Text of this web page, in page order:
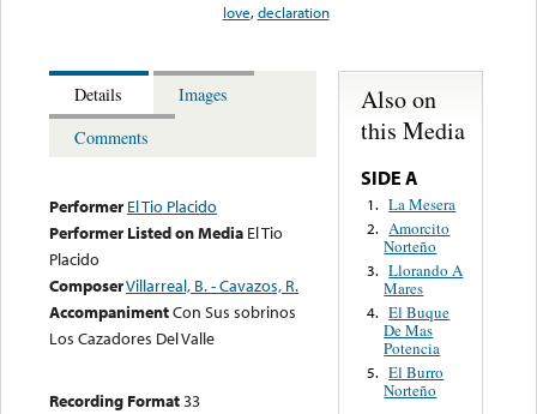
love,declaration
Details
Images
Comments
Performer El Tio Placido
Performer Listed on Media El Tio
Placido
ComposerVillarreal, B. - Cavazos, R.
AccompanimentCon Sus sobrinos
Los Cazadores Del Valle
Recording Format33
Also on
this Media
SIDE A
1. La Mesera
2. Amorcito
Norteño
3. Llorando A
Mares
4. El Buque
De Mas
Potencia
5. El Burro
Norteño